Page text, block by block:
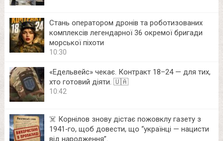
Стань оператором дронів та роботизованих
комплексів легендарної 36 окремої бригади
морської піхоти
10:30
«Едельвейс» чекає. Контракт 18–24 — для тих,
хто готовий діяти. 🇺🇦
10:42
☠️ Корнілов знову дістає пожовклу газету з
1941‑го, щоб довести, що “українці — нацисти
від народження”.